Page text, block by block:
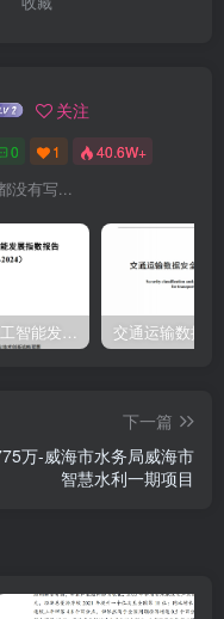
资格审查现场完成查询)。
3.本项目的特定资格要
之日至2021年09月10日，
：59（北京时间，线上获
日除外）2.地点（网
丽水市公共资源交易
)公告附件招标代理机
关注
0 1 40.6W+
没有写...
下一篇
万-威海市水务局威海市
智慧水利一期项目